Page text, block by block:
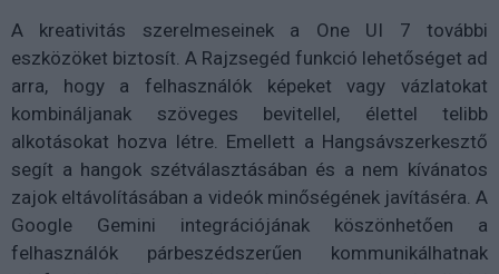
A kreativitás szerelmeseinek a One UI 7 további
eszközöket biztosít. A Rajzsegéd funkció lehetőséget ad
arra, hogy a felhasználók képeket vagy vázlatokat
kombináljanak szöveges bevitellel, élettel telibb
alkotásokat hozva létre. Emellett a Hangsávszerkesztő
segít a hangok szétválasztásában és a nem kívánatos
zajok eltávolításában a videók minőségének javításéra. A
Google Gemini integrációjának köszönhetően a
felhasználók párbeszédszerűen kommunikálhatnak